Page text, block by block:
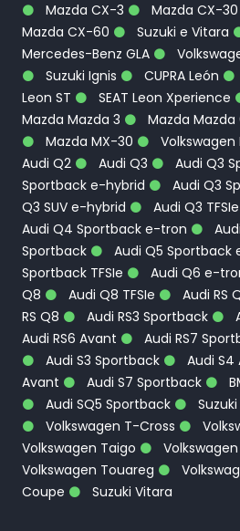
Mazda CX-3
Mazda CX-30
Mazda CX-60
Suzuki e Vitara
Mercedes-Benz GLA
Suzuki Ignis
CUPRA León
Leon ST
SEAT Leon Xperience
Mazda Mazda 3
Mazda Mazda
Mazda MX-30
Volkswagen
Audi Q2
Audi Q3 Audi Q3
Sportback e-hybrid
Audi Q3
Q3 SUV e-hybrid
Audi Q3 TFSIe
Audi Q4 Sportback e-tron
Sportback
Audi Q5 Sportback
Sportback TFSIe
Audi Q6 e-
Q8
Audi Q8 TFSIe Audi RS
RS Q8
Audi RS3 Sportback
Audi RS6 Avant
Audi RS7
Audi S3 Sportback
Audi S4
Avant
Audi S7 Sportback
Audi SQ5 Sportback
Volkswagen T-Cross
Volkswagen Taigo
Volkswagen Touareg
Coupe
Suzuki Vitara